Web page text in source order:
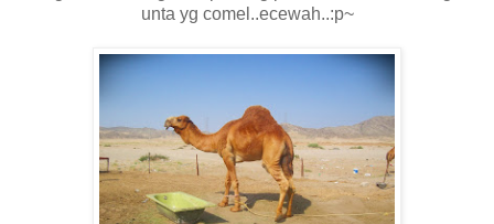
unta yg comel..ecewah..:p~